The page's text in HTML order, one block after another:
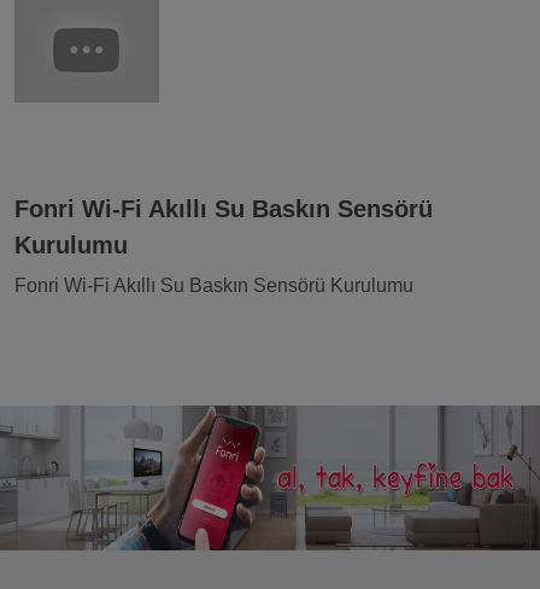
Fonri Wi-Fi Akıllı Su Baskın Sensörü
Kurulumu
Fonri Wi-Fi Akıllı Su Baskın Sensörü Kurulumu